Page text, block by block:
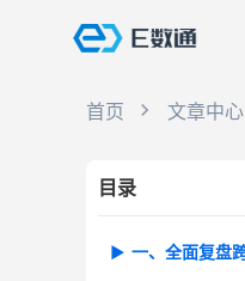
首页 文章中心
目录